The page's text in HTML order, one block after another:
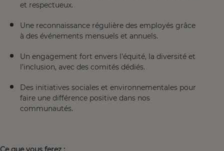
et respectueux.
Une reconnaissance régulière des employés grâce
à des événements mensuels et annuels.
Un engagement fort envers l’équité, la diversité et
l’inclusion, avec des comités dédiés.
Des initiatives sociales et environnementales pour
faire une différence positive dans nos
communautés.